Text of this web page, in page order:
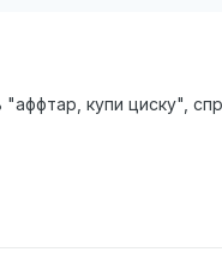
купи циску",